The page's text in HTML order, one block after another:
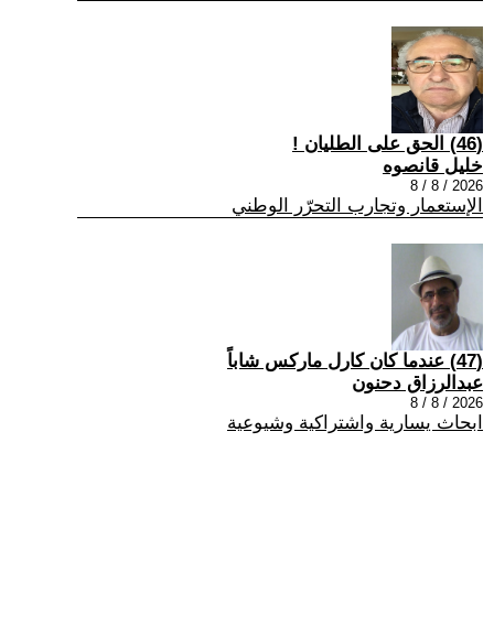
(46) الحق على الطليان !
خليل قانصوه
2026 / 8 / 8
الإستعمار وتجارب التحرّر الوطني
(47) عندما كان كارل ماركس شاباً
عبدالرزاق دحنون
2026 / 8 / 8
ابحاث يسارية واشتراكية وشيوعية